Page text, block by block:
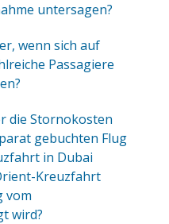
untersagen?
wenn sich auf
Passagiere
die Stornokosten
gebuchten Flug
in Dubai
Kreuzfahrt
vom
wird?